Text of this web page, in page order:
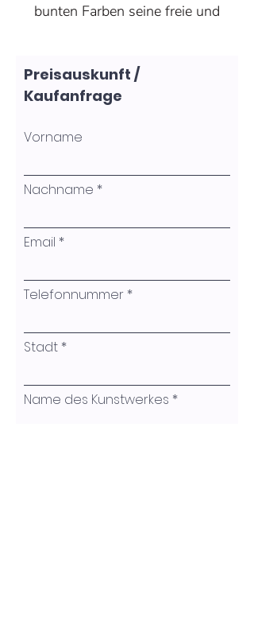
bunten Farben seine freie und
Schönheit und Stärke dieses
Tieres, eingebettet in die
wilden Lebensweise.
schwarzen
gerahmt, die Gesamtgröße
beträgt 32,5 x 32,5 x 3 cm
gearbeitet
Entstehungsjahr 2024
Preisauskunft /
Kaufanfrage
Vorname
Nachname
Email
Telefonnummer
Stadt
Name des Kunstwerkes